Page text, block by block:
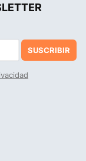
SUSCRIBIR